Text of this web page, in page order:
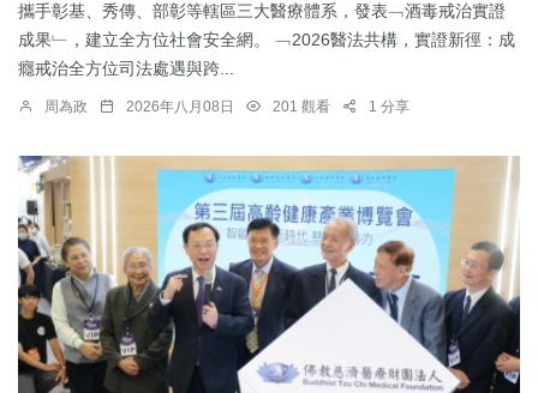
攜手彰基、秀傳、部彰等轄區三大醫療體系，發表﹁酒毒戒治實證
成果﹂，建立全方位社會安全網。 ﹁2026醫法共構，實證新徑：成
癮戒治全方位司法處遇與跨...
周為政 2026年八月08日 201 觀看 1 分享